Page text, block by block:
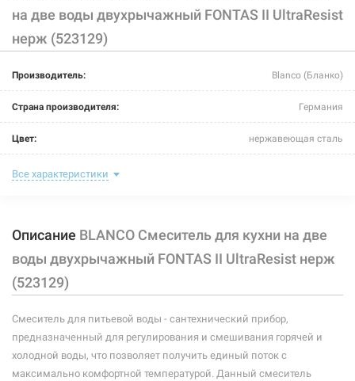
Артикул:226294
BLANCO Смеситель для кухни на две воды
двухрычажный FONTAS II жасмин (523132)
Нет в наличии
7533 грн
Артикул:226292
BLANCO Смеситель для кухни на две воды
двухрычажный FONTAS II жемчужный (523138)
на две воды двухрычажный FONTAS II UltraResist
нерж (523129)
Производитель: Blanco (Бланко)
Страна производителя: Германия
Цвет: нержавеющая сталь
Назначение смесителя:
Размер картриджа:
Тип конструкции: на две воды
Тип смесителя (крана): двухрычажный
Форма излива: длинная прямая
Все характеристики
Описание BLANCO Смеситель для кухни на две
воды двухрычажный FONTAS II UltraResist нерж
(523129)
Смеситель для питьевой воды - сантехнический прибор,
предназначенный для регулирования и смешивания горячей и
холодной воды, что позволяет получить единый поток с
максимально комфортной температурой. Данный смеситель